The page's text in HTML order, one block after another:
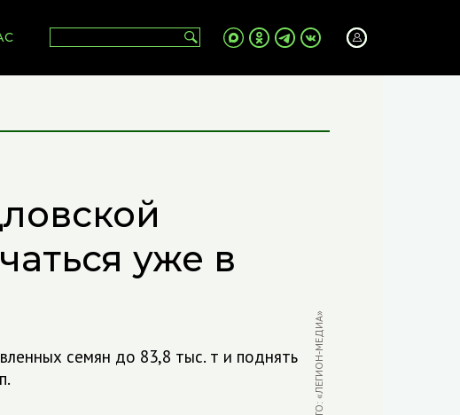
уже в
семян до 83,8 тыс. т и поднять
ФОТО: «ЛЕГИОН-МЕДИА»